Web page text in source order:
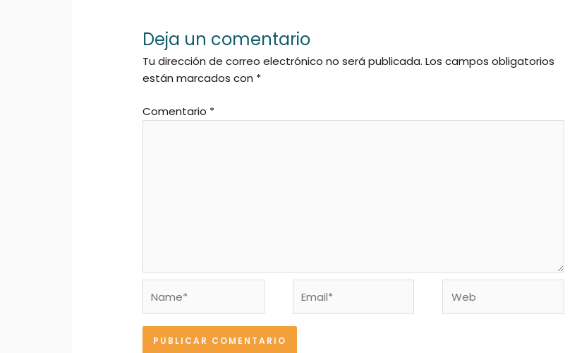
Deja un comentario
Tu dirección de correo electrónico no será publicada. Los campos obligatorios
están marcados con *
Comentario *